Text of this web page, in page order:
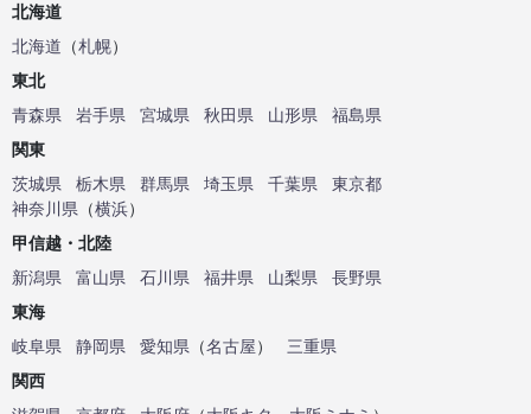
北海道
北海道 （札幌）
東北
青森県
岩手県 宮城県 秋田県 山形県
福島県
関東
茨城県
栃木県 群馬県 埼玉県 千葉県
東京都
神奈川県 （横浜）
甲信越・北陸
新潟県
富山県 石川県 福井県 山梨県
長野県
東海
岐阜県
静岡県 愛知県 （名古屋）
三重県
関西